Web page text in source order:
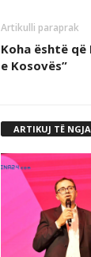
Artikulli paraprak
Koha është
e Kosovës”
ARTIKUJ TË